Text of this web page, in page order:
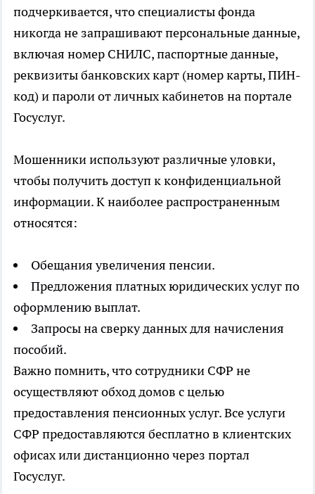
подчеркивается, что специалисты фонда
никогда не запрашивают персональные данные,
включая номер СНИЛС, паспортные данные,
реквизиты банковских карт (номер карты, ПИН-
код) и пароли от личных кабинетов на портале
Госуслуг.
Мошенники используют различные уловки,
чтобы получить доступ к конфиденциальной
информации. К наиболее распространенным
относятся:
Обещания увеличения пенсии.
Предложения платных юридических услуг по
оформлению выплат.
Запросы на сверку данных для начисления
пособий.
Важно помнить, что сотрудники СФР не
осуществляют обход домов с целью
предоставления пенсионных услуг. Все услуги
СФР предоставляются бесплатно в клиентских
офисах или дистанционно через портал
Госуслуг.